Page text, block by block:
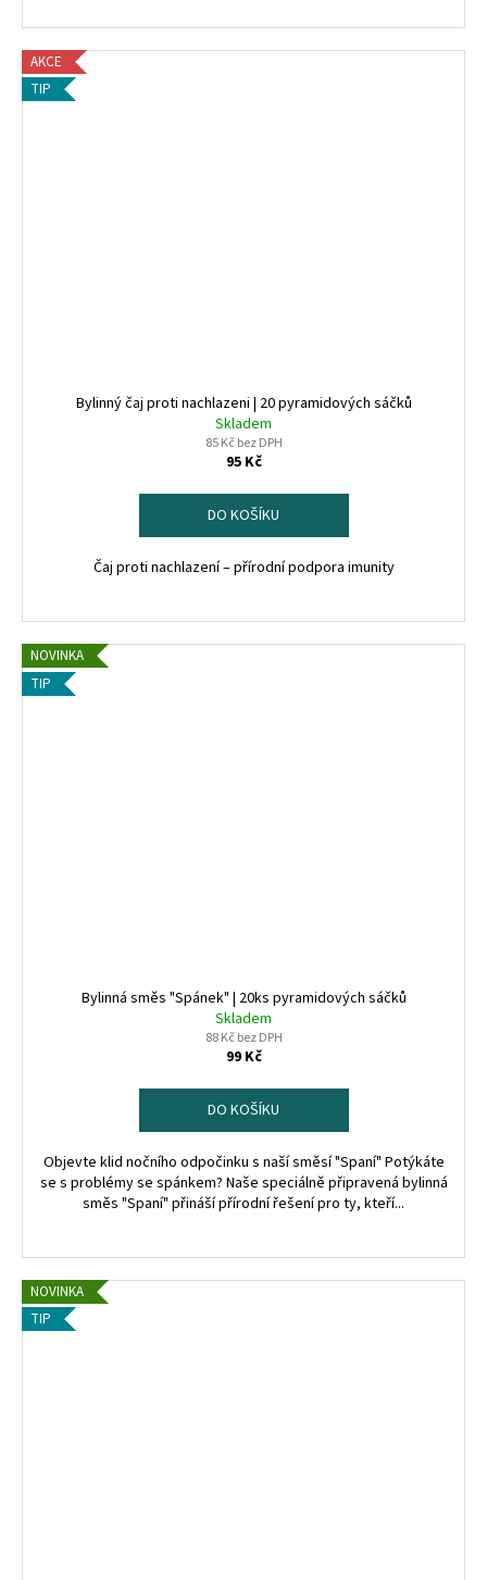
AKCE
TIP
Bylinný čaj proti nachlazeni | 20 pyramidových sáčků
Skladem
85 Kč bez DPH
95 Kč
DO KOŠÍKU
Čaj proti nachlazení – přírodní podpora imunity
NOVINKA
TIP
Bylinná směs "Spánek" | 20ks pyramidových sáčků
Skladem
88 Kč bez DPH
99 Kč
DO KOŠÍKU
Objevte klid nočního odpočinku s naší směsí "Spaní" Potýkáte
se s problémy se spánkem? Naše speciálně připravená bylinná
směs "Spaní" přináší přírodní řešení pro ty, kteří...
NOVINKA
TIP